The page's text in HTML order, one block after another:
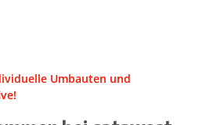
Umbauten und